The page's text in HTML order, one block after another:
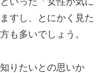
すし、とにかく見た
も多いでしょう。
りたいとの思いか